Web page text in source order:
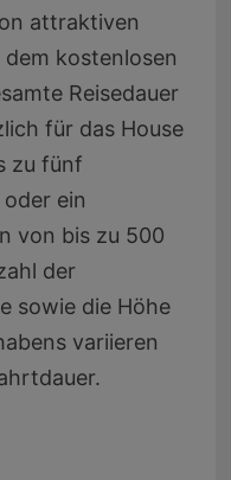
attraktiven
kostenlosen
Reisedauer
für das House
zu fünf
ein
von bis zu 500
der
sowie die Höhe
variieren